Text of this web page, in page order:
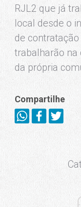
RJL2 que já
local desde o
de
trabalharão na
da própria
Compartilhe